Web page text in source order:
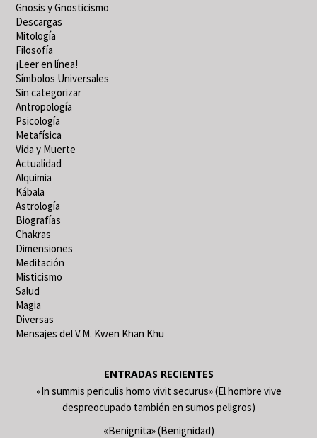
Gnosis y Gnosticismo
Descargas
Mitología
Filosofía
¡Leer en línea!
Símbolos Universales
Sin categorizar
Antropología
Psicología
Metafísica
Vida y Muerte
Actualidad
Alquimia
Kábala
Astrología
Biografías
Chakras
Dimensiones
Meditación
Misticismo
Salud
Magia
Diversas
Mensajes del V.M. Kwen Khan Khu
ENTRADAS RECIENTES
«In summis periculis homo vivit securus» (El hombre vive
despreocupado también en sumos peligros)
«Benignita» (Benignidad)